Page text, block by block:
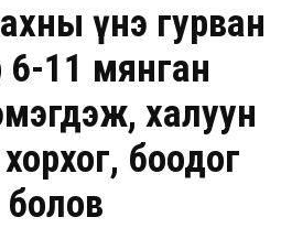
үнэ гурван
11 мянган
халуун
боодог